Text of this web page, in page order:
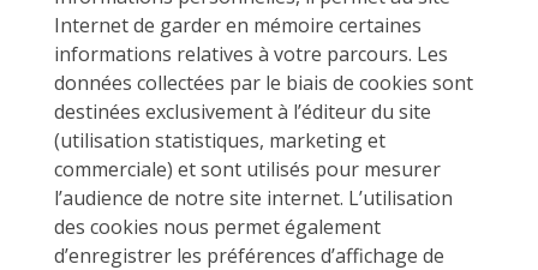
Internet de garder en mémoire certaines
informations relatives à votre parcours. Les
données collectées par le biais de cookies sont
destinées exclusivement à l’éditeur du site
(utilisation statistiques, marketing et
commerciale) et sont utilisés pour mesurer
l’audience de notre site internet. L’utilisation
des cookies nous permet également
d’enregistrer les préférences d’affichage de